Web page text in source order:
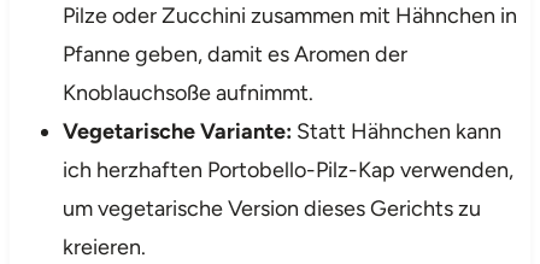
Pilze oder Zucchini zusammen mit Hähnchen in
Pfanne geben, damit es Aromen der
Knoblauchsoße aufnimmt.
Vegetarische Variante:Statt Hähnchen kann
ich herzhaften Portobello-Pilz-Kap verwenden,
um vegetarische Version dieses Gerichts zu
kreieren.